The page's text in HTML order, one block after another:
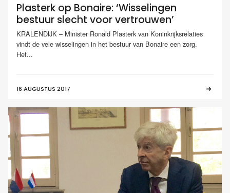
Plasterk op Bonaire: ‘Wisselingen
bestuur slecht voor vertrouwen’
KRALENDIJK – Minister Ronald Plasterk van Koninkrijksrelaties
vindt de vele wisselingen in het bestuur van Bonaire een zorg.
Het...
16 AUGUSTUS 2017